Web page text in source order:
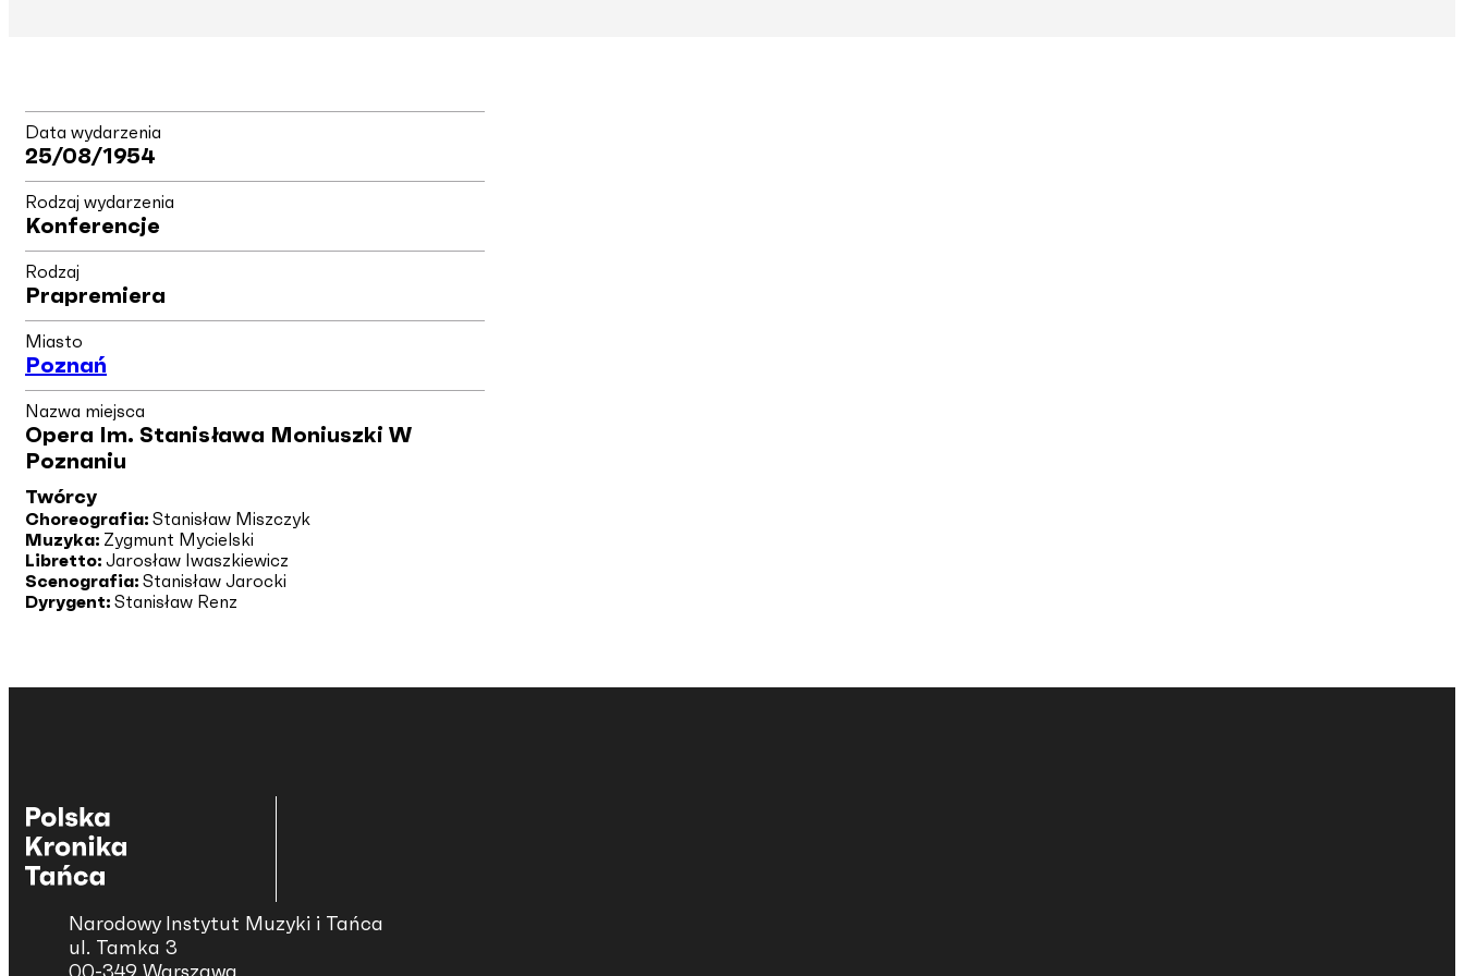
Data wydarzenia
25/08/1954
Rodzaj wydarzenia
Konferencje
Rodzaj
Prapremiera
Miasto
Poznań
Nazwa miejsca
Opera Im. Stanisława Moniuszki W
Poznaniu
Twórcy
Choreografia: Stanisław Miszczyk
Muzyka: Zygmunt Mycielski
Libretto: Jarosław Iwaszkiewicz
Scenografia: Stanisław Jarocki
Dyrygent: Stanisław Renz
Narodowy Instytut Muzyki i Tańca
ul. Tamka 3